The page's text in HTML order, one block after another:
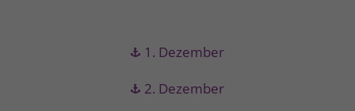
1. Dezember
2. Dezember